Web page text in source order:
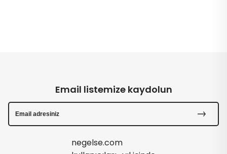
Email listemize kaydolun
negelse.com